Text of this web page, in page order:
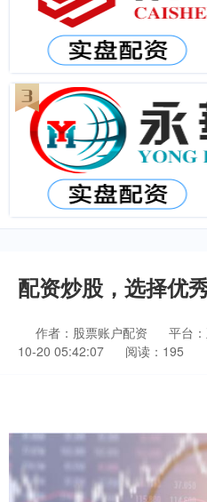
配资炒股，选择优
作者：股票账户配资 平台
10-20 05:42:07
阅读：195